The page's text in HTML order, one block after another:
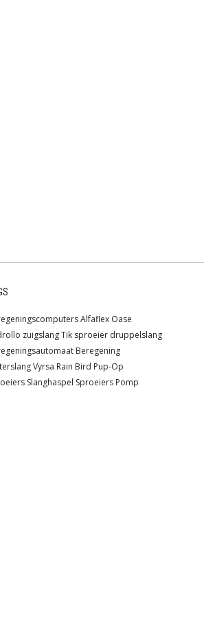
Alfaflex Oase
zuigslangTik sproeier druppelslang
Beregening
Vyrsa Rain Bird Pup-Op
Slanghaspel Sproeiers Pomp